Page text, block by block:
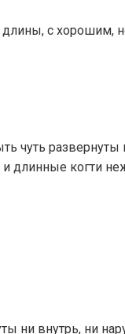
длины, с хорошим,
чуть
длинные когти
ни внутрь, ни